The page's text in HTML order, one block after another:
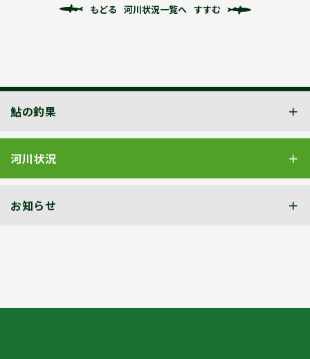
もどる 河川状況一覧へ すすむ
鮎の釣果
河川状況
お知らせ